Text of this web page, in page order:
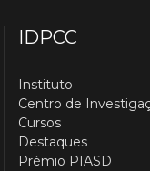
IDPCC
Instituto
Centro de
Cursos
Destaques
Prémio PIASD